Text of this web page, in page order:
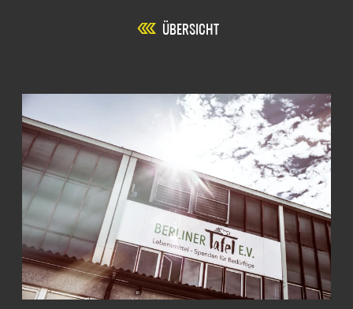
ÜBERSICHT